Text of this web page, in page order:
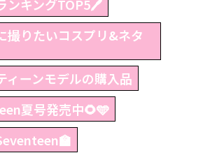
ンキングTOP5🖊
撮りたいコスプリ&ネタ
ィーンモデルの購入品
夏号発売中🌻🩵